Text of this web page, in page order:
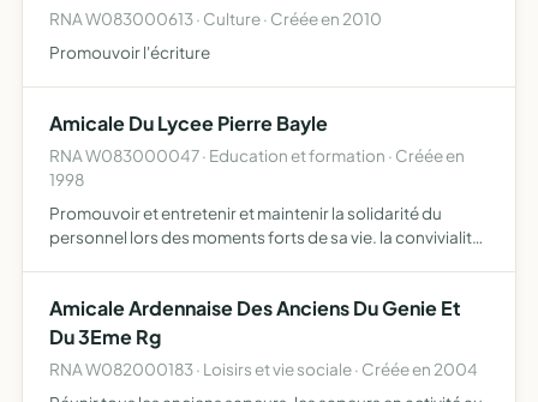
RNA W083000613 · Culture · Créée en 2010
Promouvoir l'écriture
Amicale Du Lycee Pierre Bayle
RNA W083000047 · Education et formation · Créée en
1998
Promouvoir et entretenir et maintenir la solidarité du
personnel lors des moments forts de sa vie. la convivialité
Amicale Ardennaise Des Anciens Du Genie Et
Du 3Eme Rg
RNA W082000183 · Loisirs et vie sociale · Créée en 2004